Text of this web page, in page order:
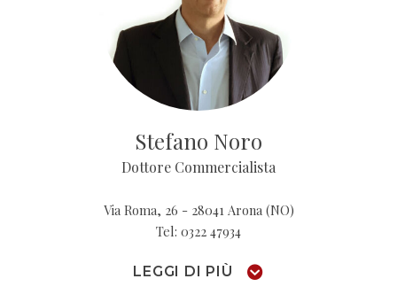
Stefano Noro
Dottore Commercialista
Via Roma, 26 - 28041 Arona (NO)
Tel: 0322 47934
LEGGI DI PIÙ